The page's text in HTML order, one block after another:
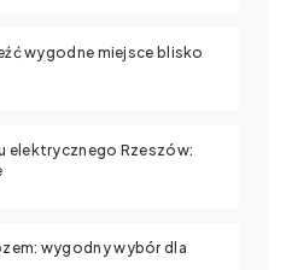
wygodne miejsce blisko
elektrycznego Rzeszów:
wygodny wybór dla